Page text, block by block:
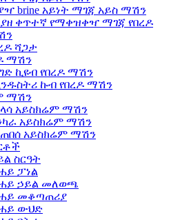
brine አይነት ማገጃ አይስ ማሽን
ቀጥተኛ የማቀዝቀዣ ማገጃ የበረዶ
ሻጋታ
ማሽን
ኪዩብ የበረዶ ማሽን
ኩብ የበረዶ ማሽን
ማሽን
አይስክሬም ማሽን
አይስክሬም ማሽን
አይስክሬም ማሽን
ስርዓት
ፓነል
ኃይል መለወጫ
መቆጣጠሪያ
ውህድ